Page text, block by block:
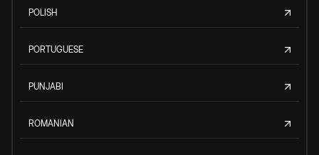
POLISH
PORTUGUESE
PUNJABI
ROMANIAN